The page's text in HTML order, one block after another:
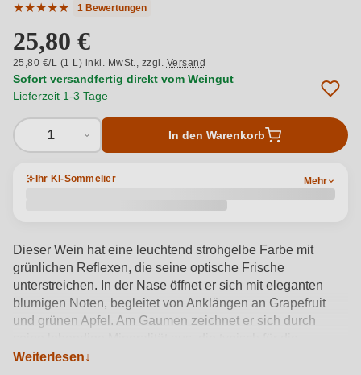
★★★★★
Durchschnittliche Bewertung von 5 von 5 Sternen
1 Bewertungen
25,80 €
25,80 €/L (1 L) inkl. MwSt., zzgl. Versand
Sofort versandfertig direkt vom Weingut
Lieferzeit 1-3 Tage
1 In den Warenkorb
Ihr KI-Sommelier Mehr
Dieser Wein hat eine leuchtend strohgelbe Farbe mit
grünlichen Reflexen, die seine optische Frische
unterstreichen. In der Nase öffnet er sich mit eleganten
blumigen Noten, begleitet von Anklängen an Grapefruit
und grünen Apfel. Am Gaumen zeichnet er sich durch
vulkanischen Böden des Ätna ist und dem Wein eine
Weiterlesen